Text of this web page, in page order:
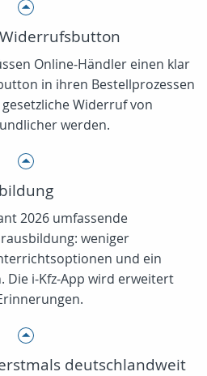
Online‑Händler einen klar
in ihren Bestellprozessen
Widerruf von
werden.
2026 umfassende
weniger
und ein
i‑Kfz‑App wird erweitert
deutschlandweit